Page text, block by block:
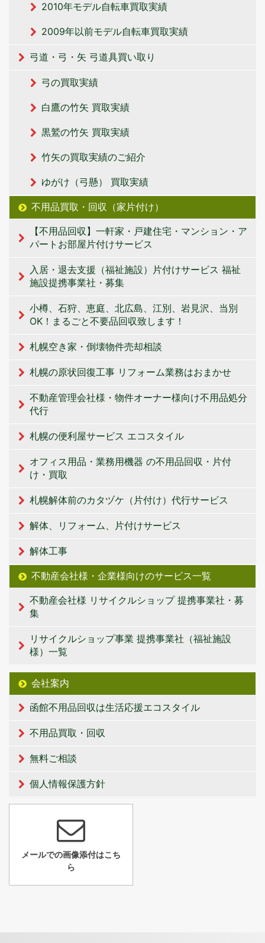
2010年モデル自転車買取実績
2009年以前モデル自転車買取実績
弓道・弓・矢 弓道具買い取り
弓の買取実績
白鷹の竹矢 買取実績
黒鷲の竹矢 買取実績
竹矢の買取実績のご紹介
ゆがけ（弓懸） 買取実績
不用品買取・回収（家片付け）
【不用品回収】一軒家・戸建住宅・マンション・ア
パートお部屋片付けサービス
入居・退去支援（福祉施設）片付けサービス 福祉
施設提携事業社・募集
小樽、石狩、恵庭、北広島、江別、岩見沢、当別
OK！まるごと不要品回収致します！
札幌空き家・倒壊物件売却相談
札幌の原状回復工事 リフォーム業務はおまかせ
不動産管理会社様・物件オーナー様向け不用品処分
代行
札幌の便利屋サービス エコスタイル
オフィス用品・業務用機器 の不用品回収・片付
け・買取
札幌解体前のカタヅケ（片付け）代行サービス
解体、リフォーム、片付けサービス
解体工事
不動産会社様・企業様向けのサービス一覧
不動産会社様 リサイクルショップ 提携事業社・募
集
リサイクルショップ事業 提携事業社（福祉施設
様）一覧
会社案内
函館不用品回収は生活応援エコスタイル
不用品買取・回収
無料ご相談
個人情報保護方針
メールでの画像添付はこち
ら